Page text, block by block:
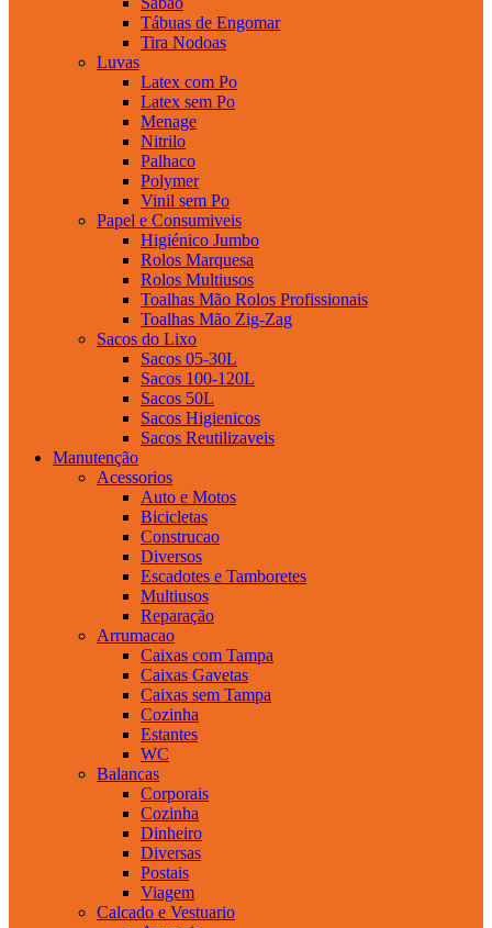
Tábuas de Engomar
Tira Nodoas
Luvas
Latex com Po
Latex sem Po
Menage
Nitrilo
Palhaco
Polymer
Vinil sem Po
Papel e Consumiveis
Higiénico Jumbo
Rolos Marquesa
Rolos Multiusos
Toalhas Mão Rolos Profissionais
Toalhas Mão Zig-Zag
Sacos do Lixo
Sacos 05-30L
Sacos 100-120L
Sacos 50L
Sacos Higienicos
Sacos Reutilizaveis
Manutenção
Acessorios
Auto e Motos
Bicicletas
Construcao
Diversos
Escadotes e Tamboretes
Multiusos
Reparação
Arrumacao
Caixas com Tampa
Caixas Gavetas
Caixas sem Tampa
Cozinha
Estantes
WC
Balancas
Corporais
Cozinha
Dinheiro
Diversas
Postais
Viagem
Calcado e Vestuario